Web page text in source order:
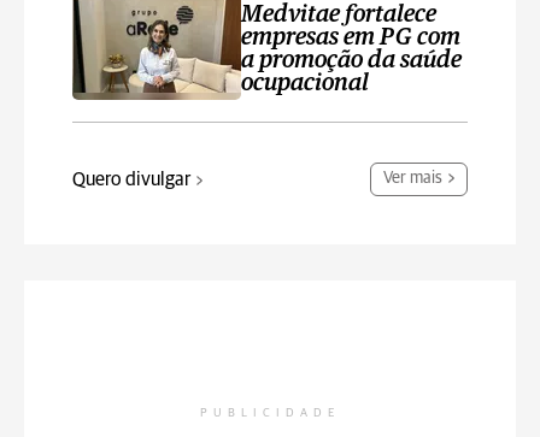
Medvitae fortalece
empresas em PG com
a promoção da saúde
ocupacional
Quero divulgar Ver mais
PUBLICIDADE